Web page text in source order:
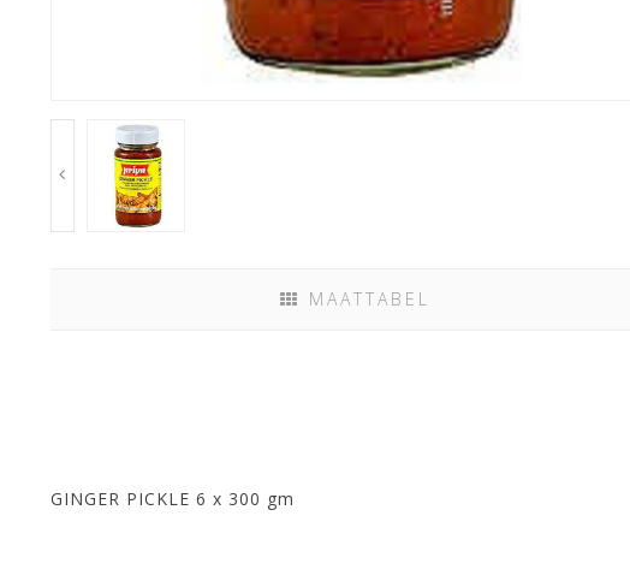
MAATTABEL
GINGER PICKLE 6 x 300 gm